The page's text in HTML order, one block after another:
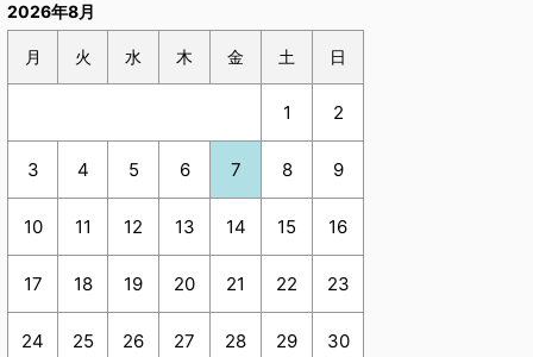
2026年8月
月 火 水 木 金 土 日
1 2
3 4 5 6 7 8 9
10 11 12 13 14 15 16
17 18 19 20 21 22 23
24 25 26 27 28 29 30